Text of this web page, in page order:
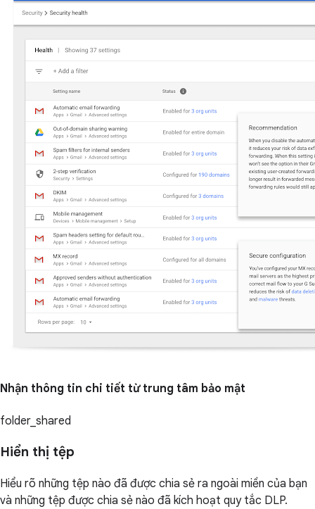
Nhận thông tin chi tiết từ trung tâm bảo mật
folder_shared
Hiển thị tệp
Hiểu rõ những tệp nào đã được chia sẻ ra ngoài miền của bạn
và những tệp được chia sẻ nào đã kích hoạt quy tắc DLP.